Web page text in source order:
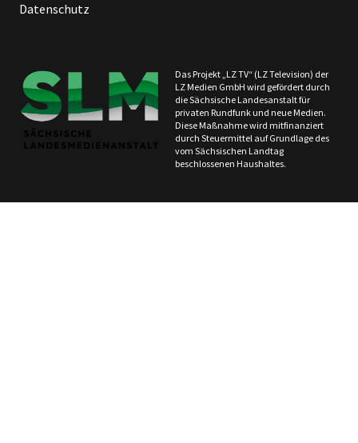
Datenschutz
Das Projekt „LZ TV“ (LZ Television) der
LZ Medien GmbH wird gefördert durch
die Sächsische Landesanstalt für
privaten Rundfunk und neue Medien.
Diese Maßnahme wird mitfinanziert
durch Steuermittel auf Grundlage des
vom Sächsischen Landtag
beschlossenen Haushaltes.